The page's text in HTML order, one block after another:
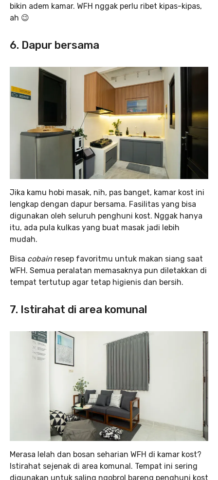
bikin adem kamar. WFH nggak perlu ribet kipas-kipas,
ah 😉
6. Dapur bersama
Jika kamu hobi masak, nih, pas banget, kamar kost ini
lengkap dengan dapur bersama. Fasilitas yang bisa
digunakan oleh seluruh penghuni kost. Nggak hanya
itu, ada pula kulkas yang buat masak jadi lebih
mudah.
Bisa cobain resep favoritmu untuk makan siang saat
WFH. Semua peralatan memasaknya pun diletakkan di
tempat tertutup agar tetap higienis dan bersih.
7. Istirahat di area komunal
Merasa lelah dan bosan seharian WFH di kamar kost?
Istirahat sejenak di area komunal. Tempat ini sering
digunakan untuk saling ngobrol bareng penghuni kost